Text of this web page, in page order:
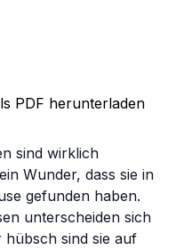
PDF herunterladen
sind wirklich
Wunder, dass sie in
gefunden haben.
unterscheiden sich
sind sie auf